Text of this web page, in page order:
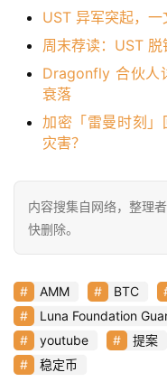
UST 异军突起，
周末荐读：UST
Dragonfly 合伙人
衰落
加密「雷曼时刻
灾害？
内容搜集自网络，整理
快删除。
AMM BTC
Luna Foundation
youtube
提案
稳定币